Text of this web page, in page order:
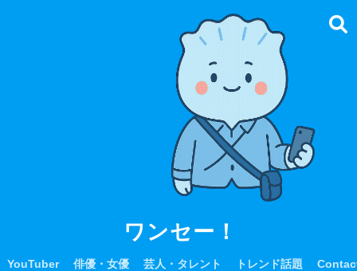
ワンセー！
YouTuber 俳優・女優 芸人・タレント トレンド話題